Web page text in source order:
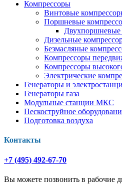
Компрессоры
Винтовые
Поршневые
Двухпоршневые
Дизельные
Безмасляные
Компрессоры
Компрессоры
Электрические
Генераторы и
Генераторы газа
Модульные станции МКС
Пескоструйное
Подготовка воздуха
Контакты
+7 (495) 492-67-70
Вы можете позвонить в рабочие